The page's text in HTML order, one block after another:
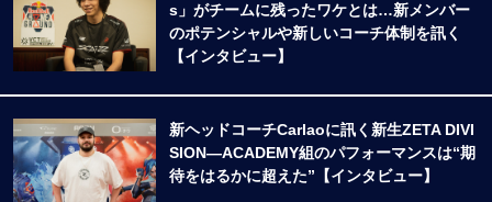
s」がチームに残ったワケとは…新メンバー
のポテンシャルや新しいコーチ体制を訊く
【インタビュー】
新ヘッドコーチCarlaoに訊く新生ZETA DIVI
SION―ACADEMY組のパフォーマンスは“期
待をはるかに超えた”【インタビュー】